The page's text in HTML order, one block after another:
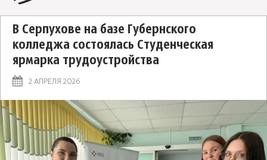
В Серпухове на базе Губернского
колледжа состоялась Студенческая
ярмарка трудоустройства
2 АПРЕЛЯ 2026